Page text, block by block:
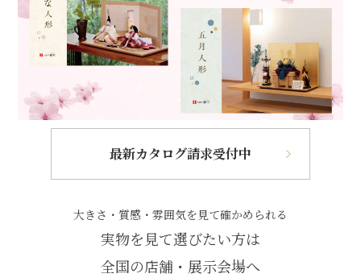
最新カタログ請求受付中
大きさ・質感・雰囲気を見て確かめられる
実物を見て選びたい方は
全国の店舗・展示会場へ